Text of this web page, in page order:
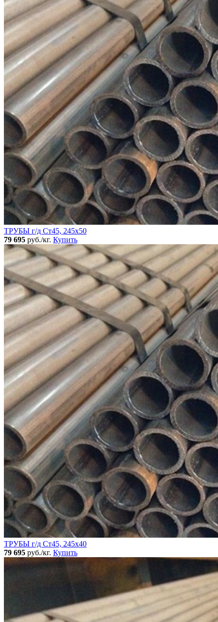
ТРУБЫ г/д Ст45, 245х50
79 695 руб./кг. Купить
ТРУБЫ г/д Ст45, 245х40
79 695 руб./кг. Купить